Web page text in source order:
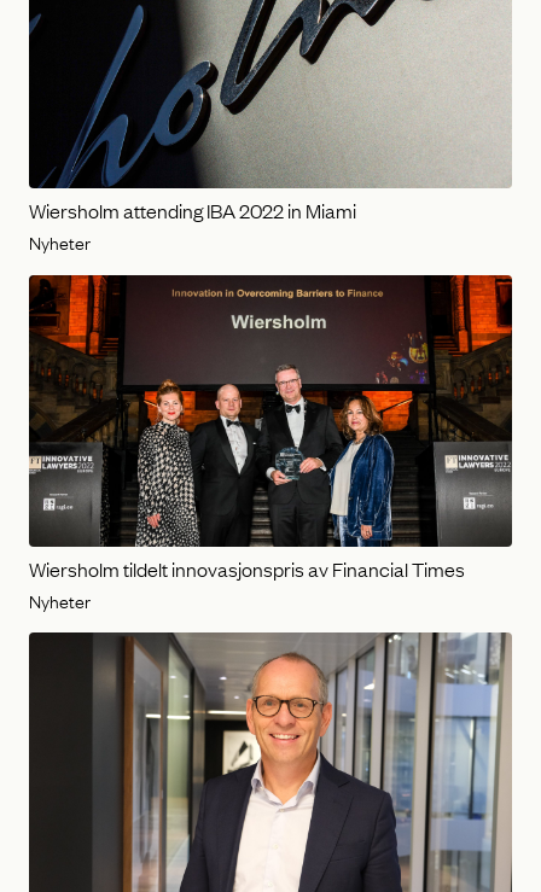
Wiersholm attending IBA 2022 in Miami
Nyheter
Wiersholm tildelt innovasjonspris av Financial Times
Nyheter